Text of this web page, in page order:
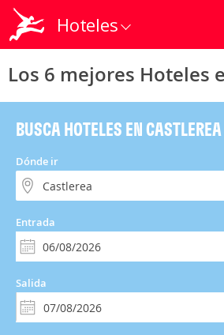
Hoteles
Los 6 mejores Hoteles
BUSCA HOTELES EN CASTLEREA
Dónde ir
Entrada
Salida